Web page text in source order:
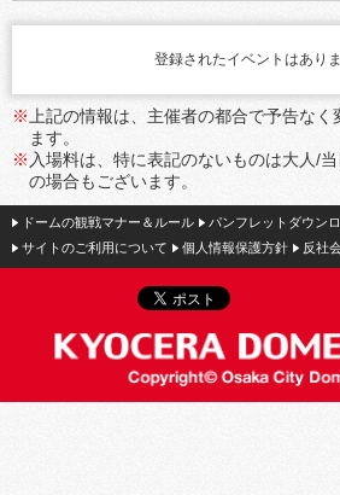
登録されたイベントはありま
※ 上記の情報は、主催者の都合で予告な
ます。
※ 入場料は、特に表記のないものは大人/
の場合もございます。
ドームの観戦マナー＆ルール
パンフレットダウン
サイトのご利用について
個人情報保護方針 反社